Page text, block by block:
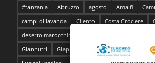
#tanzania Abruzzo agosto Amalfi
campi di lavanda
Cilento Costa Crociere
deserto marocchino
Giannutri
Giappone Isola del Giglio